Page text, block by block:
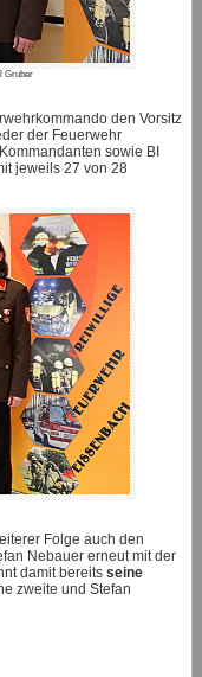
Gruber
den Vorsitz
der Feuerwehr
sowie BI
jeweils 27 von 28
Folge auch den
Nebauer erneut mit der
damit bereitsseine
zweite und Stefan